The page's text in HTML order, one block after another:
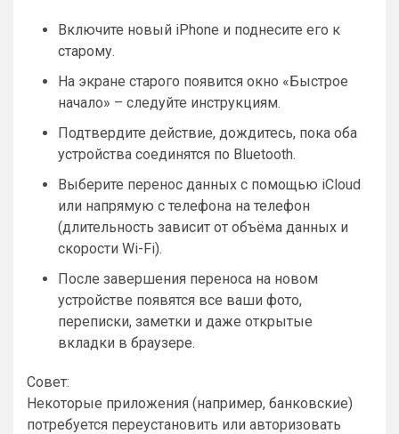
Включите новый iPhone и поднесите его к
старому.
На экране старого появится окно «Быстрое
начало» – следуйте инструкциям.
Подтвердите действие, дождитесь, пока оба
устройства соединятся по Bluetooth.
Выберите перенос данных с помощью iCloud
или напрямую с телефона на телефон
(длительность зависит от объёма данных и
скорости Wi-Fi).
После завершения переноса на новом
устройстве появятся все ваши фото,
переписки, заметки и даже открытые
вкладки в браузере.
Совет:
Некоторые приложения (например, банковские)
потребуется переустановить или авторизовать